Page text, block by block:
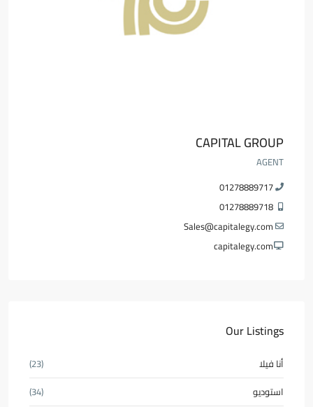
CAPITAL GROUP
AGENT
01278889717
01278889718
Sales@capitalegy.com
capitalegy.com
Our Listings
أنا فيلا
(23)
استوديو
(34)